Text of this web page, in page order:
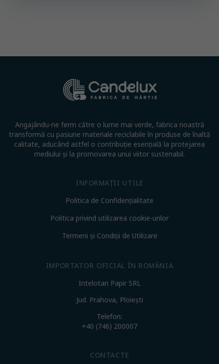
Angajându-ne ferm către o lume mai verde, fabrica noastră
transformă cu pasiune materiale reciclabile în produse de înaltă
calitate, aducând astfel o contribuție esențială la protejarea
mediului și la promovarea unui viitor sustenabil.
INFORMAȚII UTILE
Politica de Confidențialitate
Politica privind utilizarea cookie-urilor
Termeni și Condiții de Utilizare
IMPORTATOR OFICIAL ÎN ROMÂNIA
Intelotan Papir SRL
Jud. Prahova, Ploiești
Telefon:
+40 (746) 200007
CONTACTE